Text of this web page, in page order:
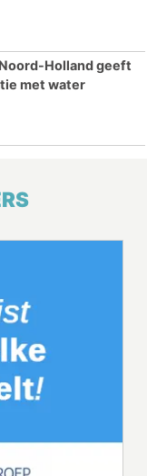
Holland geeft
met water